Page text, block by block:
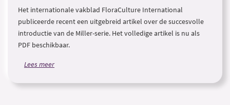
Het internationale vakblad FloraCulture International
publiceerde recent een uitgebreid artikel over de succesvolle
introductie van de Miller-serie. Het volledige artikel is nu als
PDF beschikbaar.
Lees meer